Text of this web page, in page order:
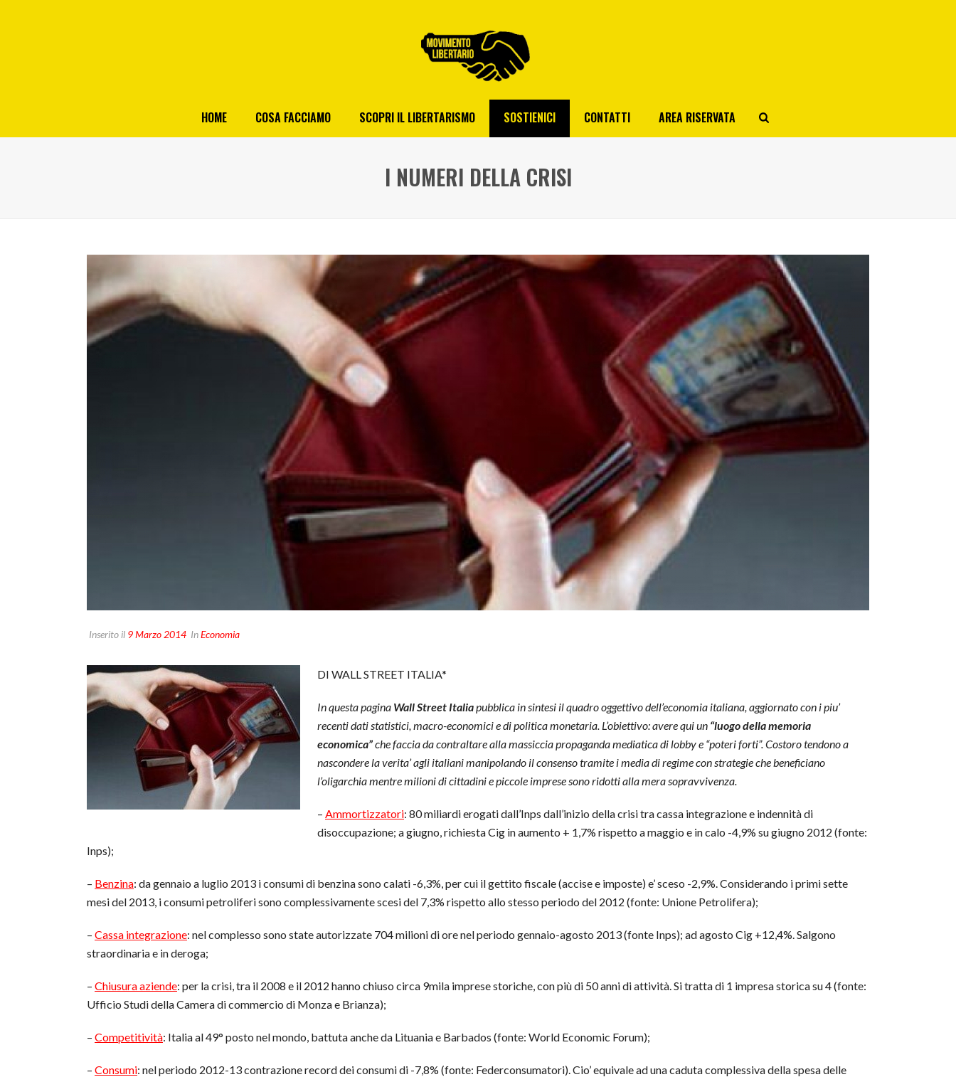
HOME COSA FACCIAMO SCOPRI IL LIBERTARISMO SOSTIENICI CONTATTI AREA RISERVATA
I NUMERI DELLA CRISI
Inserito il 9 Marzo 2014 InEconomia
DI WALL STREET ITALIA*
In questa pagina Wall Street Italiapubblica in sintesi il quadro oggettivo dell’economia italiana, aggiornato con i piu’
recenti dati statistici, macro-economici e di politica monetaria. L’obiettivo: avere qui un “luogo della memoria
economica”che faccia da contraltare alla massiccia propaganda mediatica di lobby e “poteri forti”. Costoro tendono a
nascondere la verita’ agli italiani manipolando il consenso tramite i media di regime con strategie che beneficiano
l’oligarchia mentre milioni di cittadini e piccole imprese sono ridotti alla mera sopravvivenza.
– Ammortizzatori: 80 miliardi erogati dall’Inps dall’inizio della crisi tra cassa integrazione e indennità di
disoccupazione; a giugno, richiesta Cig in aumento + 1,7% rispetto a maggio e in calo -4,9% su giugno 2012 (fonte:
Inps);
– Benzina: da gennaio a luglio 2013 i consumi di benzina sono calati -6,3%, per cui il gettito fiscale (accise e imposte) e’ sceso -2,9%. Considerando i primi sette
mesi del 2013, i consumi petroliferi sono complessivamente scesi del 7,3% rispetto allo stesso periodo del 2012 (fonte: Unione Petrolifera);
– Cassa integrazione: nel complesso sono state autorizzate 704 milioni di ore nel periodo gennaio-agosto 2013 (fonte Inps); ad agosto Cig +12,4%. Salgono
straordinaria e in deroga;
– Chiusura aziende: per la crisi, tra il 2008 e il 2012 hanno chiuso circa 9mila imprese storiche, con più di 50 anni di attività. Si tratta di 1 impresa storica su 4 (fonte:
Ufficio Studi della Camera di commercio di Monza e Brianza);
– Competitività: Italia al 49° posto nel mondo, battuta anche da Lituania e Barbados (fonte: World Economic Forum);
– Consumi: nel periodo 2012-13 contrazione record dei consumi di -7,8% (fonte: Federconsumatori). Cio’ equivale ad una caduta complessiva della spesa delle